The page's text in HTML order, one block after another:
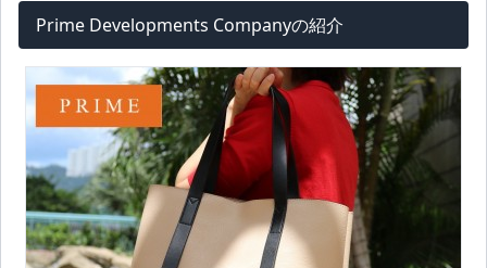
Prime Developments Companyの紹介